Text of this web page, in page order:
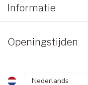
Informatie
Openingstijden